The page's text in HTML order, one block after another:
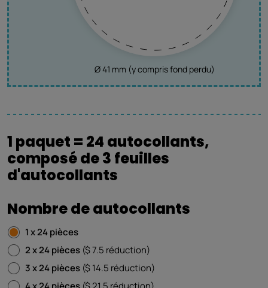
Ø 41 mm (y compris fond perdu)
1 paquet = 24 autocollants,
composé de 3 feuilles
d'autocollants
Nombre de autocollants
1 x 24 pièces
2 x 24 pièces ($ 7.5 réduction)
3 x 24 pièces ($ 14.5 réduction)